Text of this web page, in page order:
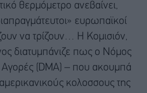
θερμόμετρο ανεβαίνει,
ευρωπαϊκοί
να τρίζουν… Η Κομισιόν,
διατυμπάνιζε πως ο Νόμος
Αγορές (DMA) – που ακουμπά
κολοσσους της